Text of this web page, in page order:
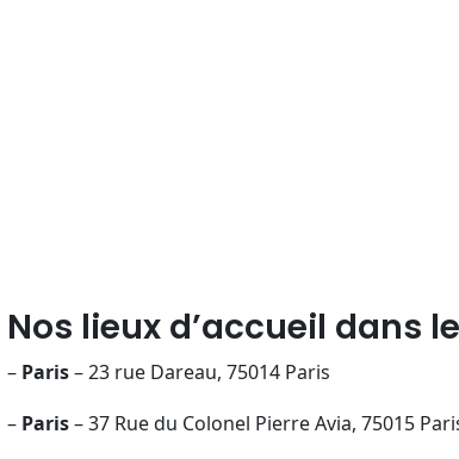
Nos lieux d’accueil dans
– Paris– 23 rue Dareau, 75014 Paris
– Paris– 37 Rue du Colonel Pierre Avia, 75015